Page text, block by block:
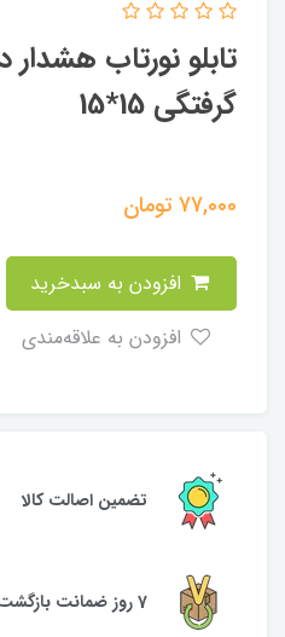
تابلو نورتاب
گرفتگی 15*15
77,000تومان
تضمین اصالت کالا
7 روز ضمانت بازگشت